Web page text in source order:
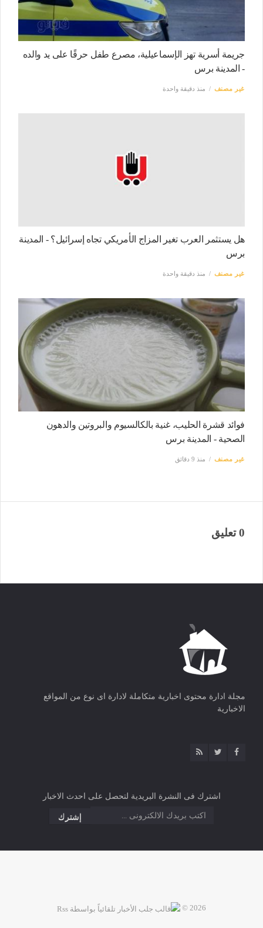
جريمة أسرية تهز الإسماعيلية، مصرع طفل حرقًا على يد والده
- المدينة برس
غير مصنف منذ دقيقة واحدة
هل يستثمر العرب تغير المزاج الأمريكي تجاه إسرائيل؟ - المدينة
برس
غير مصنف منذ دقيقة واحدة
فوائد قشرة الحليب، غنية بالكالسيوم والبروتين والدهون
الصحية - المدينة برس
غير مصنف منذ 9 دقائق
0 تعليق
مجلة ادارة محتوى اخبارية متكاملة لادارة اى نوع من المواقع
الاخبارية
اشترك فى النشرة البريدية لتحصل على احدث الاخبار
2026 ©